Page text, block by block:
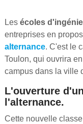
Les écoles
entreprises en
alternance. C'est le
Toulon, qui ouvrira
campus dans la ville
L'ouverture
l'alternance.
Cette nouvelle